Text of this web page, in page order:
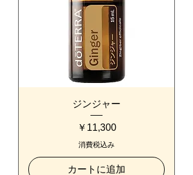
ジンジャー
価格
￥11,300
消費税込み
カートに追加